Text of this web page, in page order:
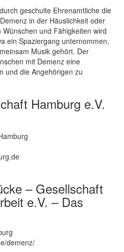
geschulte Ehrenamtliche die
in der Häuslichkeit oder
und Fähigkeiten wird
ein Spaziergang unternommen,
Musik gehört. Der
mit Demenz eine
und die Angehörigen zu
Hamburg e.V.
– Gesellschaft
e.V. – Das
demenz/